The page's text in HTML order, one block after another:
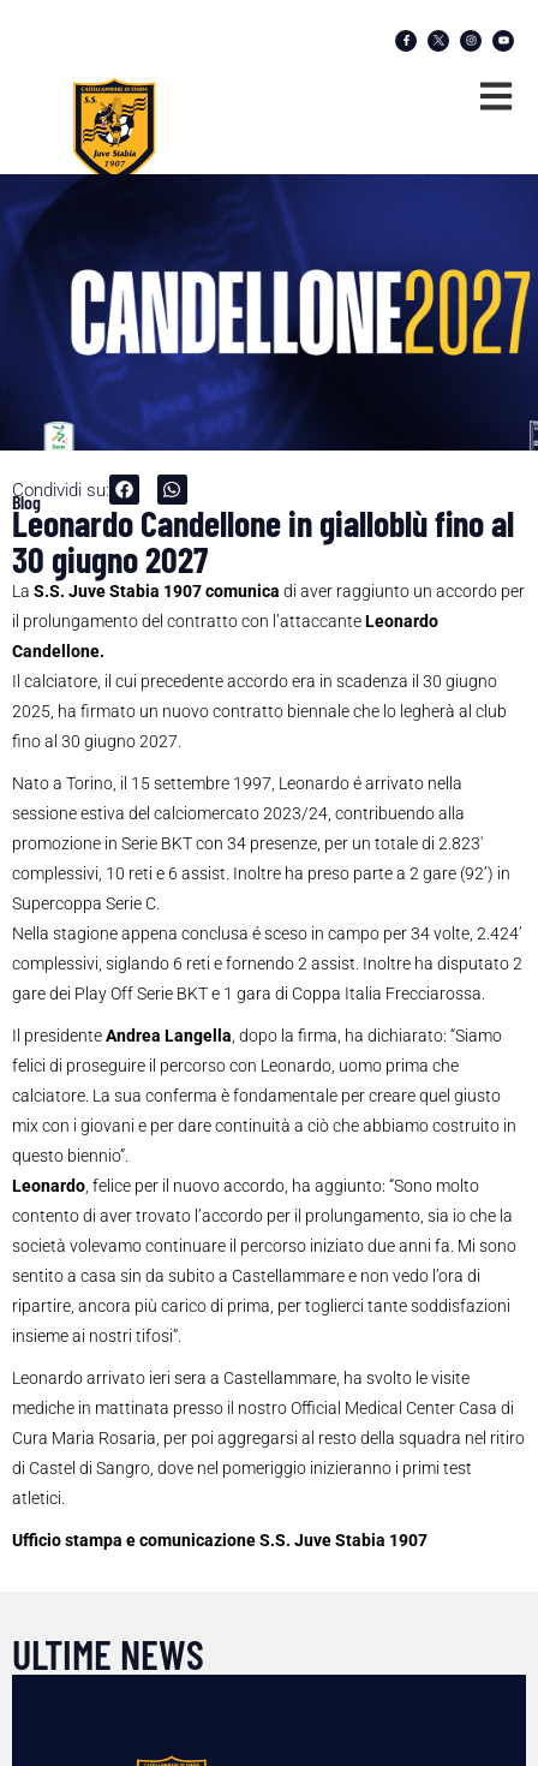
Condividi su:
Blog
Leonardo Candellone in gialloblù fino al
30 giugno 2027
La S.S. Juve Stabia 1907 comunica di aver raggiunto un accordo per
il prolungamento del contratto con l’attaccanteLeonardo
Candellone.
Il calciatore, il cui precedente accordo era in scadenza il 30 giugno
2025, ha firmato un nuovo contratto biennale che lo legherà al club
fino al 30 giugno 2027.
Nato a Torino, il 15 settembre 1997, Leonardo é arrivato nella
sessione estiva del calciomercato 2023/24, contribuendo alla
promozione in Serie BKT con 34 presenze, per un totale di 2.823′
complessivi, 10 reti e 6 assist. Inoltre ha preso parte a 2 gare (92’) in
Supercoppa Serie C.
Nella stagione appena conclusa é sceso in campo per 34 volte, 2.424’
complessivi, siglando 6 reti e fornendo 2 assist. Inoltre ha disputato 2
gare dei Play Off Serie BKT e 1 gara di Coppa Italia Frecciarossa.
Il presidenteAndrea Langella , dopo la firma, ha dichiarato: “Siamo
felici di proseguire il percorso con Leonardo, uomo prima che
calciatore. La sua conferma è fondamentale per creare quel giusto
mix con i giovani e per dare continuità a ciò che abbiamo costruito in
questo biennio”.
Leonardo , felice per il nuovo accordo, ha aggiunto: “Sono molto
contento di aver trovato l’accordo per il prolungamento, sia io che la
società volevamo continuare il percorso iniziato due anni fa. Mi sono
sentito a casa sin da subito a Castellammare e non vedo l’ora di
ripartire, ancora più carico di prima, per toglierci tante soddisfazioni
insieme ai nostri tifosi”.
Leonardo arrivato ieri sera a Castellammare, ha svolto le visite
mediche in mattinata presso il nostro Official Medical Center Casa di
Cura Maria Rosaria, per poi aggregarsi al resto della squadra nel ritiro
di Castel di Sangro, dove nel pomeriggio inizieranno i primi test
atletici.
Ufficio stampa e comunicazione S.S. Juve Stabia 1907
ULTIME NEWS